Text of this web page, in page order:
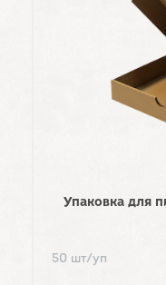
Упаковка для
50 шт/уп